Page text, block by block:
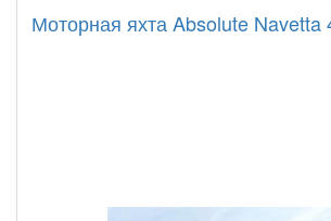
Моторная яхта Absolute Navetta